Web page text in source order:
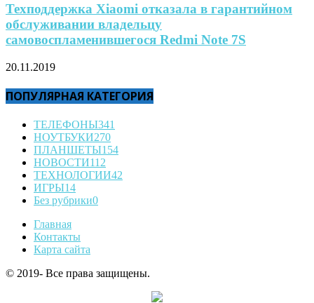
Техподдержка Xiaomi отказала в гарантийном
обслуживании владельцу
самовоспламенившегося Redmi Note 7S
20.11.2019
ПОПУЛЯРНАЯ КАТЕГОРИЯ
ТЕЛЕФОНЫ341
НОУТБУКИ270
ПЛАНШЕТЫ154
НОВОСТИ112
ТЕХНОЛОГИИ42
ИГРЫ14
Без рубрики0
Главная
Контакты
Карта сайта
© 2019- Все права защищены.